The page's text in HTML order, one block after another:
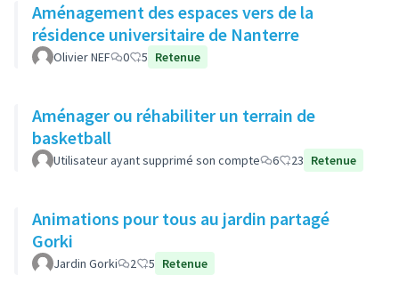
Aménagement des espaces vers de la
résidence universitaire de Nanterre
Olivier NEF 0 5 Retenue
Aménager ou réhabiliter un terrain de
basketball
Utilisateur ayant supprimé son compte 6 23 Retenue
Animations pour tous au jardin partagé
Gorki
Jardin Gorki 2 5 Retenue